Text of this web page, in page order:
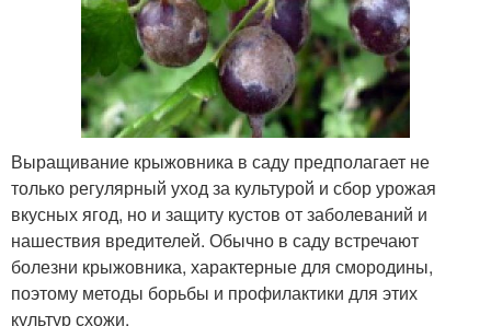
Выращивание крыжовника в саду предполагает не
только регулярный уход за культурой и сбор урожая
вкусных ягод, но и защиту кустов от заболеваний и
нашествия вредителей. Обычно в саду встречают
болезни крыжовника, характерные для смородины,
поэтому методы борьбы и профилактики для этих
культур схожи.